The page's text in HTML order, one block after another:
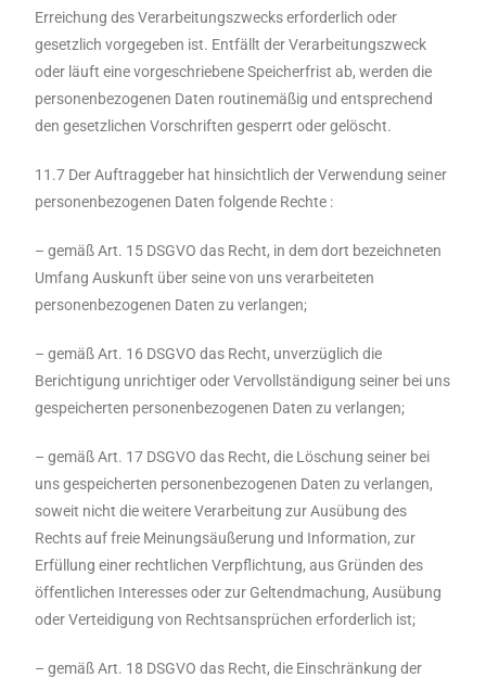
Erreichung des Verarbeitungszwecks erforderlich oder
gesetzlich vorgegeben ist. Entfällt der Verarbeitungszweck
oder läuft eine vorgeschriebene Speicherfrist ab, werden die
personenbezogenen Daten routinemäßig und entsprechend
den gesetzlichen Vorschriften gesperrt oder gelöscht.
11.7 Der Auftraggeber hat hinsichtlich der Verwendung seiner
personenbezogenen Daten folgende Rechte :
– gemäß Art. 15 DSGVO das Recht, in dem dort bezeichneten
Umfang Auskunft über seine von uns verarbeiteten
personenbezogenen Daten zu verlangen;
– gemäß Art. 16 DSGVO das Recht, unverzüglich die
Berichtigung unrichtiger oder Vervollständigung seiner bei uns
gespeicherten personenbezogenen Daten zu verlangen;
– gemäß Art. 17 DSGVO das Recht, die Löschung seiner bei
uns gespeicherten personenbezogenen Daten zu verlangen,
soweit nicht die weitere Verarbeitung zur Ausübung des
Rechts auf freie Meinungsäußerung und Information, zur
Erfüllung einer rechtlichen Verpflichtung, aus Gründen des
öffentlichen Interesses oder zur Geltendmachung, Ausübung
oder Verteidigung von Rechtsansprüchen erforderlich ist;
– gemäß Art. 18 DSGVO das Recht, die Einschränkung der